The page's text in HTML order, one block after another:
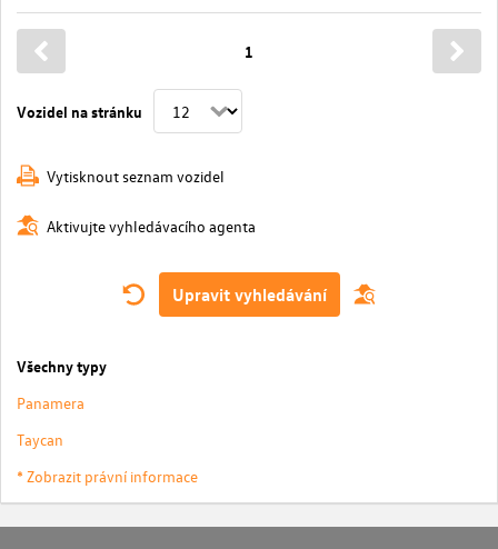
Vozidel na stránku
1
Vytisknout seznam vozidel
Aktivujte vyhledávacího agenta
Upravit vyhledávání
Všechny typy
Panamera
Taycan
* Zobrazit právní informace